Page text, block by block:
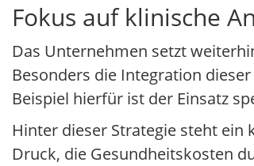
Fokus auf klinische
Das Unternehmen setzt
Besonders die Integration
Beispiel hierfür ist der Einsatz
Hinter dieser Strategie steht ein
Druck, die Gesundheitskosten